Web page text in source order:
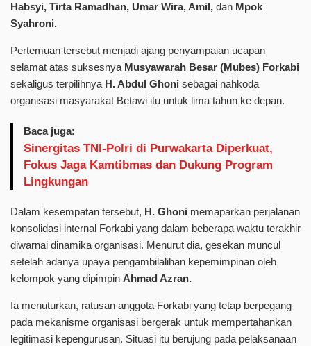
Habsyi, Tirta Ramadhan, Umar Wira, Amil, dan Mpok
Syahroni.
Pertemuan tersebut menjadi ajang penyampaian ucapan
selamat atas suksesnya Musyawarah Besar (Mubes) Forkabi
sekaligus terpilihnya H. Abdul Ghoni sebagai nahkoda
organisasi masyarakat Betawi itu untuk lima tahun ke depan.
Baca juga:
Sinergitas TNI-Polri di Purwakarta Diperkuat,
Fokus Jaga Kamtibmas dan Dukung Program
Lingkungan
Dalam kesempatan tersebut, H. Ghoni memaparkan perjalanan
konsolidasi internal Forkabi yang dalam beberapa waktu terakhir
diwarnai dinamika organisasi. Menurut dia, gesekan muncul
setelah adanya upaya pengambilalihan kepemimpinan oleh
kelompok yang dipimpin Ahmad Azran.
Ia menuturkan, ratusan anggota Forkabi yang tetap berpegang
pada mekanisme organisasi bergerak untuk mempertahankan
legitimasi kepengurusan. Situasi itu berujung pada pelaksanaan